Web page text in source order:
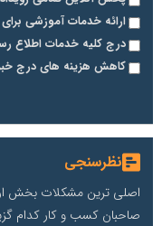
ارائه خدمات آموزشی
درج کلیه خدمات اطلاع
کاهش هزینه های درج
نظرسنجی
اصلی ترین مشکلات بخش
صاحبان کسب و کار کدام